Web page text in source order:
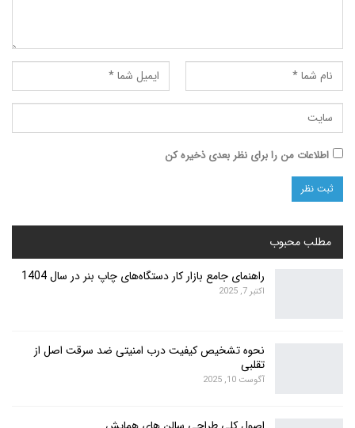
اطلاعات من را برای نظر بعدی ذخیره کن
مطلب محبوب
راهنمای جامع بازار کار دستگاه‌های چاپ بنر در سال 1404
اکتبر 7, 2025
نحوه تشخیص کیفیت درب امنیتی ضد سرقت اصل از
تقلبی
آگوست 10, 2025